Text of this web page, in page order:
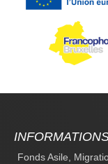
Fonds Asile,